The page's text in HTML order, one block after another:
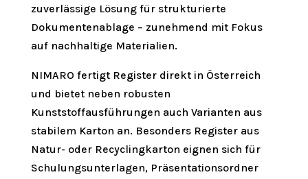
zuverlässige Lösung für strukturierte
Dokumentenablage – zunehmend mit Fokus
auf nachhaltige Materialien.
NIMARO fertigt Register direkt in Österreich
und bietet neben robusten
Kunststoffausführungen auch Varianten aus
stabilem Karton an. Besonders Register aus
Natur- oder Recyclingkarton eignen sich für
Schulungsunterlagen, Präsentationsordner